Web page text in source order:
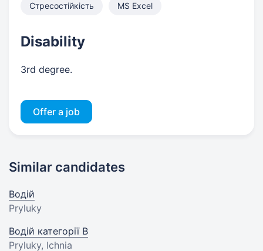
Стресостійкість MS Excel
Disability
3rd degree.
Offer a job
Similar candidates
Водій
Pryluky
Водій категорії В
Pryluky, Ichnia